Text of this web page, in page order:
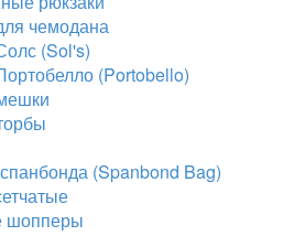
чемодана
(Sol's)
(Portobello)
(Spanbond Bag)
шопперы